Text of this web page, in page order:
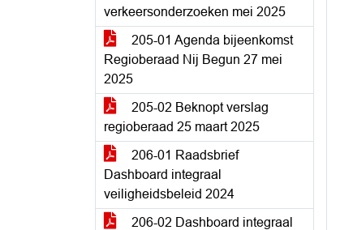
verkeersonderzoeken mei 2025
205-01 Agenda bijeenkomst
Regioberaad Nij Begun 27 mei
2025
205-02 Beknopt verslag
regioberaad 25 maart 2025
206-01 Raadsbrief
Dashboard integraal
veiligheidsbeleid 2024
206-02 Dashboard integraal